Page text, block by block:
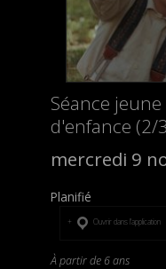
Séance
d'enfance (2/
mercredi 9
Planifié
Ouvrir dans l’application
À partir de 6 ans